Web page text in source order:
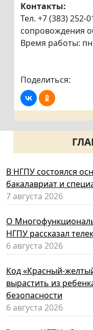
Контакты:
Тел. +7 (383) 252-
сопровождения
Время работы:
Поделиться:
В НГПУ состоялся
бакалавриат и
7 августа 2026
О
НГПУ рассказал
6 августа 2026
Код «Красный-
вырастить из
безопасности
6 августа 2026